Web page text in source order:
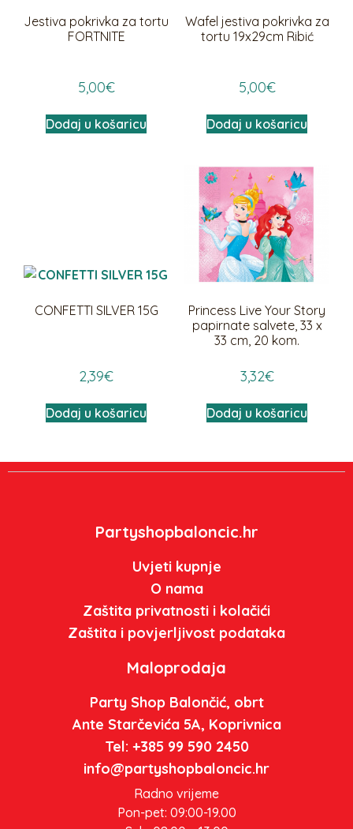
Jestiva pokrivka za tortu
FORTNITE
5,00€
Dodaj u košaricu
Wafel jestiva pokrivka za
tortu 19x29cm Ribić
5,00€
Dodaj u košaricu
CONFETTI SILVER 15G
2,39€
Dodaj u košaricu
Princess Live Your Story
papirnate salvete, 33 x
33 cm, 20 kom.
3,32€
Dodaj u košaricu
Partyshopbaloncic.hr
Uvjeti kupnje
O nama
Zaštita privatnosti i kolačići
Zaštita i povjerljivost podataka
Maloprodaja
Party Shop Balončić, obrt
Ante Starčevića 5A, Koprivnica
Tel: +385 99 590 2450
info@partyshopbaloncic.hr
Radno vrijeme
Pon-pet: 09:00-19.00